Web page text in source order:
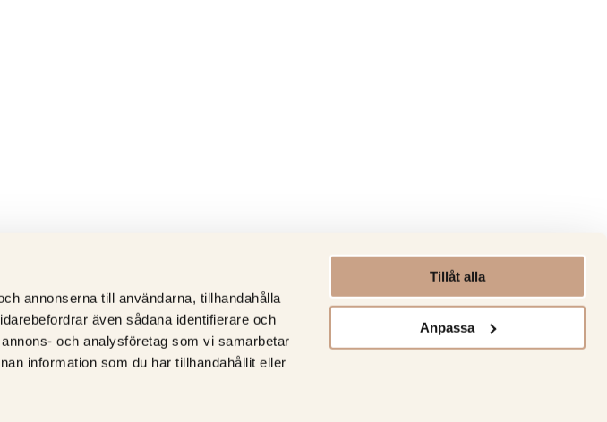
annonserna till användarna, tillhandahålla
även sådana identifierare och
och analysföretag som vi samarbetar
information som du har tillhandahållit eller
Tillåt alla
Anpassa